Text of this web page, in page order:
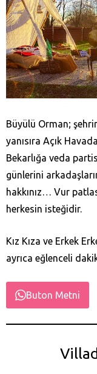
Büyülü Orman;
yanısıra Açık
Bekarlığa veda
günlerini
hakkınız… Vur
herkesin isteğidir.
Kız Kıza ve Erkek
ayrıca eğlenceli
Buton Metni